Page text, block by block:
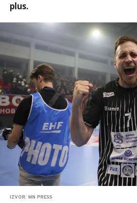
plus.
IZVOR: MN PRESS